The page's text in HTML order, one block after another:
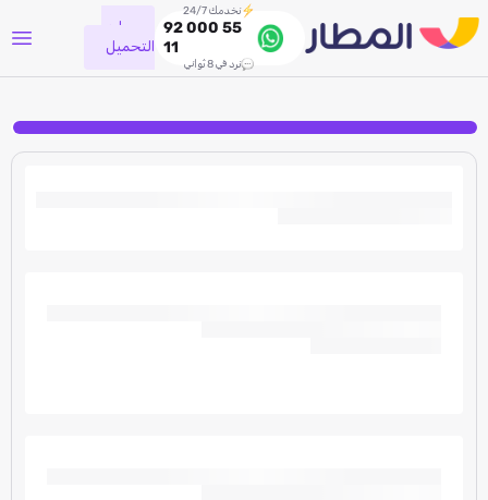
نخدمك 24/7
92 000 55
11
نرد في 8 ثواني
جاري
التحميل